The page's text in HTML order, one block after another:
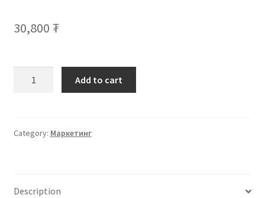
30,800 ₮
Add to cart
Category: Маркетинг
Description